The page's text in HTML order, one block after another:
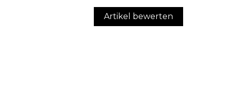
Artikel bewerten